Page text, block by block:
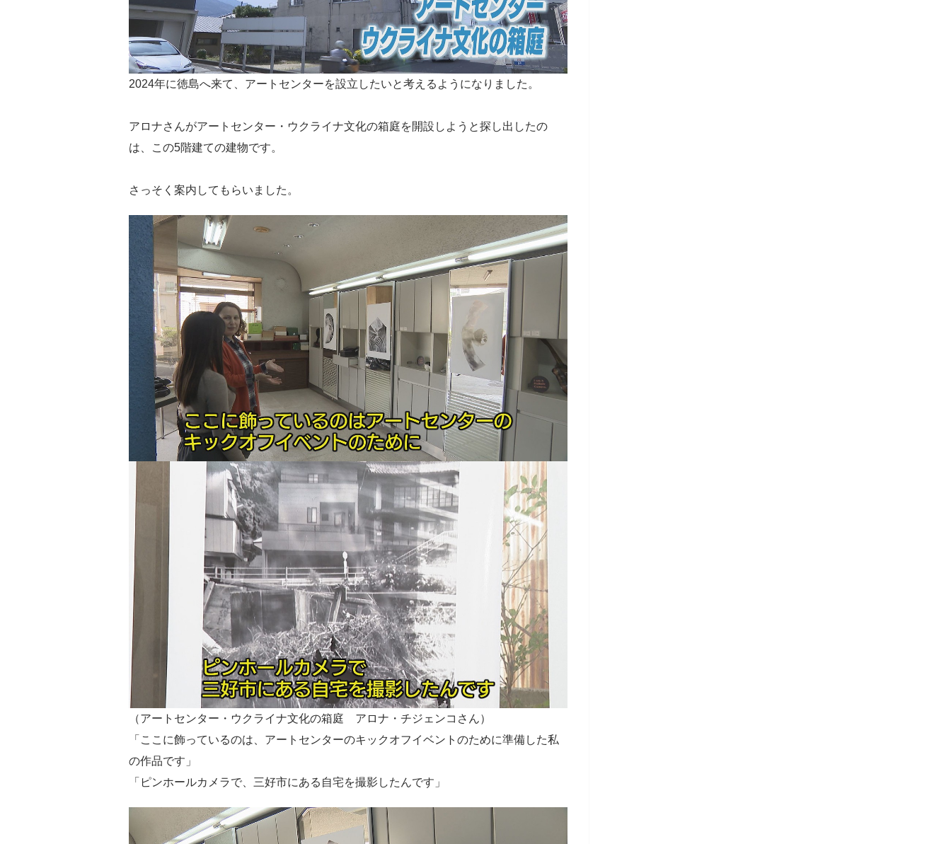
2024年に徳島へ来て、アートセンターを設立したいと考えるようになりました。
アロナさんがアートセンター・ウクライナ文化の箱庭を開設しようと探し出したの
は、この5階建ての建物です。
さっそく案内してもらいました。
（アートセンター・ウクライナ文化の箱庭 アロナ・チジェンコさん）
「ここに飾っているのは、アートセンターのキックオフイベントのために準備した私
の作品です」
「ピンホールカメラで、三好市にある自宅を撮影したんです」